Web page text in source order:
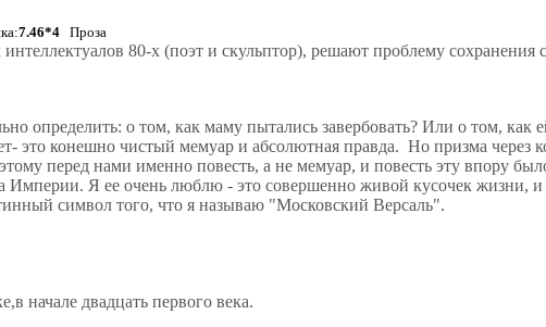
7.46*4 Проза
80-х (поэт и скульптор), решают проблему сохранения
определить: о том, как маму пытались завербовать? Или о том, как
это конешно чистый мемуар и абсолютная правда. Но призма через
перед нами именно повесть, а не мемуар, и повесть эту впору
Империи. Я ее очень люблю - это совершенно живой кусочек жизни,
символ того, что я называю "Московский Версаль".
начале двадцать первого века.